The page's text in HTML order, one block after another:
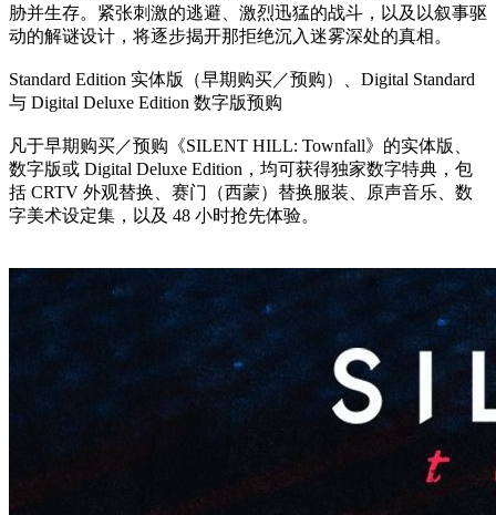
胁并生存。紧张刺激的逃避、激烈迅猛的战斗，以及以叙事驱
动的解谜设计，将逐步揭开那拒绝沉入迷雾深处的真相。
Standard Edition 实体版（早期购买／预购）、Digital Standard
与 Digital Deluxe Edition 数字版预购
凡于早期购买／预购《SILENT HILL: Townfall》的实体版、
数字版或 Digital Deluxe Edition，均可获得独家数字特典，包
括 CRTV 外观替换、赛门（西蒙）替换服装、原声音乐、数
字美术设定集，以及 48 小时抢先体验。